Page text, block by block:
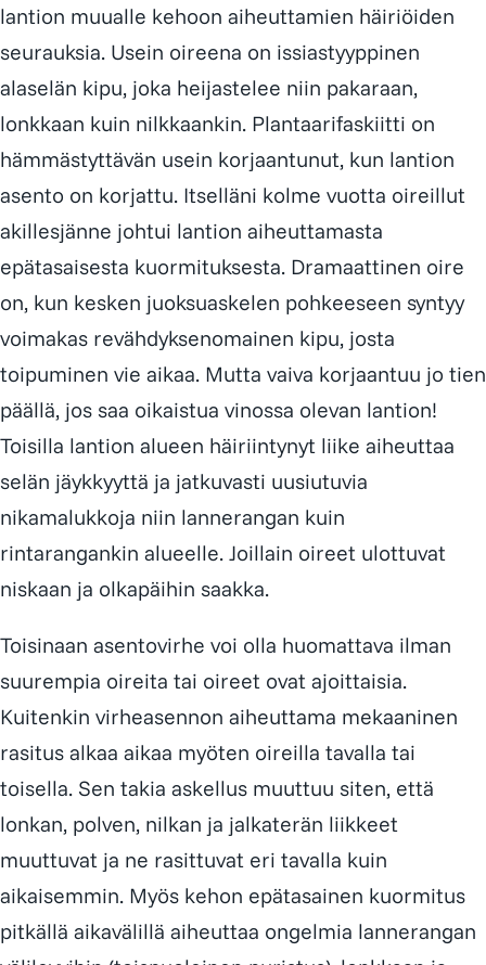
lantion muualle kehoon aiheuttamien häiriöiden
seurauksia. Usein oireena on issiastyyppinen
alaselän kipu, joka heijastelee niin pakaraan,
lonkkaan kuin nilkkaankin. Plantaarifaskiitti on
hämmästyttävän usein korjaantunut, kun lantion
asento on korjattu. Itselläni kolme vuotta oireillut
akillesjänne johtui lantion aiheuttamasta
epätasaisesta kuormituksesta. Dramaattinen oire
on, kun kesken juoksuaskelen pohkeeseen syntyy
voimakas revähdyksenomainen kipu, josta
toipuminen vie aikaa. Mutta vaiva korjaantuu jo tien
päällä, jos saa oikaistua vinossa olevan lantion!
Toisilla lantion alueen häiriintynyt liike aiheuttaa
selän jäykkyyttä ja jatkuvasti uusiutuvia
nikamalukkoja niin lannerangan kuin
rintarangankin alueelle. Joillain oireet ulottuvat
niskaan ja olkapäihin saakka.
Toisinaan asentovirhe voi olla huomattava ilman
suurempia oireita tai oireet ovat ajoittaisia.
Kuitenkin virheasennon aiheuttama mekaaninen
rasitus alkaa aikaa myöten oireilla tavalla tai
toisella. Sen takia askellus muuttuu siten, että
lonkan, polven, nilkan ja jalkaterän liikkeet
muuttuvat ja ne rasittuvat eri tavalla kuin
aikaisemmin. Myös kehon epätasainen kuormitus
pitkällä aikavälillä aiheuttaa ongelmia lannerangan